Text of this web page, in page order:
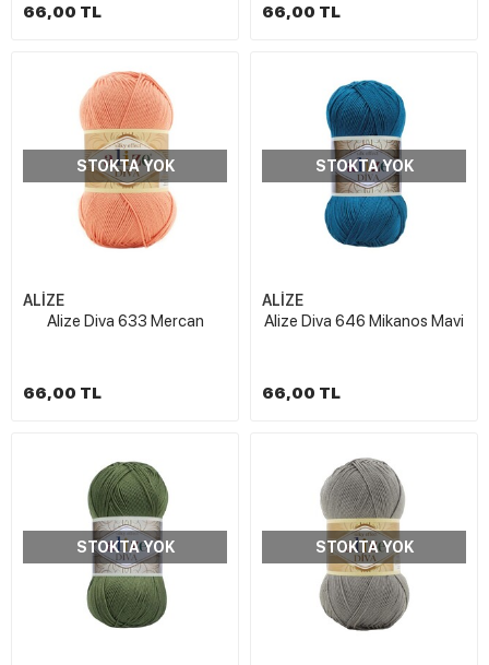
66,00 TL 66,00 TL
STOKTA YOK
ALİZE
Alize Diva 633 Mercan
66,00 TL
STOKTA YOK
ALİZE
Alize Diva 646 Mikanos Mavi
66,00 TL
STOKTA YOK STOKTA YOK